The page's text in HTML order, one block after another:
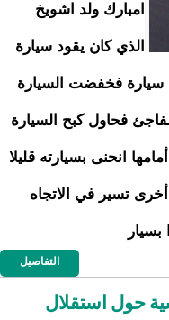
امبارك ولد اشويخ
الذي كان يقود سيارة
فخفضت السيارة
فحاول كبح السيارة
انحنى بسيارته قليلا
تسير في الاتجاه
التفاصيل
حول استقلال